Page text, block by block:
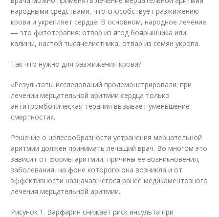
народными средствами, что способствует разжижению
крови и укрепляет сердце. В основном, народное лечение
— это фитотерапия: отвар из ягод боярышника или
калины, настой тысячелистника, отвар из семян укропа.
Так что нужно для разжижения крови?
«Результаты исследований продемонстрировали: при
лечении мерцательной аритмии сердца только
антитромботическая терапия вызывает уменьшение
смертности».
Решение о целесообразности устранения мерцательной
аритмии должен принимать лечащий врач. Во многом это
зависит от формы аритмии, причины ее возникновения,
заболевания, на фоне которого она возникла и от
эффективности назначавшегося ранее медикаментозного
лечения мерцательной аритмии.
Рисунок 1. Варфарин снижает риск инсульта при